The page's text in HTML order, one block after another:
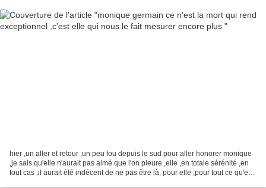
hier ,un aller et retour ,un peu fou depuis le sud pour aller honorer monique
,je sais qu'elle n'aurait pas aimé que l'on pleure ,elle ,en totale sérénité ,en
tout cas ,il aurait été indécent de ne pas être là, pour elle ,pour tout ce qu'elle